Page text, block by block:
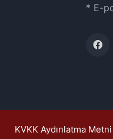
* E-
KVKK Aydınlatma Metni